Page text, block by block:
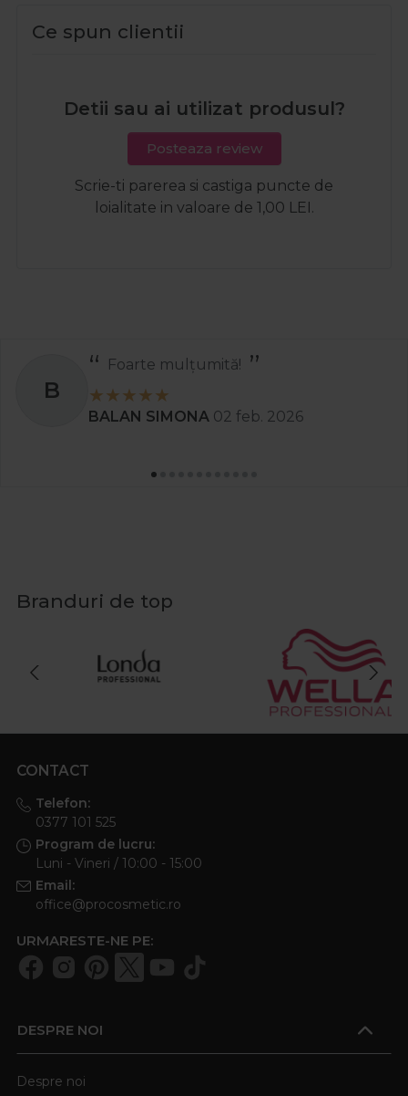
Ce spun clientii
Detii sau ai utilizat produsul?
Posteaza review
Scrie-ti parerea si castiga puncte de
loialitate in valoare de 1,00 LEI.
B
Foarte mulțumită!
BALAN SIMONA 02 feb. 2026
Branduri de top
CONTACT
Telefon:
0377 101 525
Program de lucru:
Luni - Vineri / 10:00 - 15:00
Email:
office@procosmetic.ro
URMARESTE-NE PE:
DESPRE NOI
Despre noi